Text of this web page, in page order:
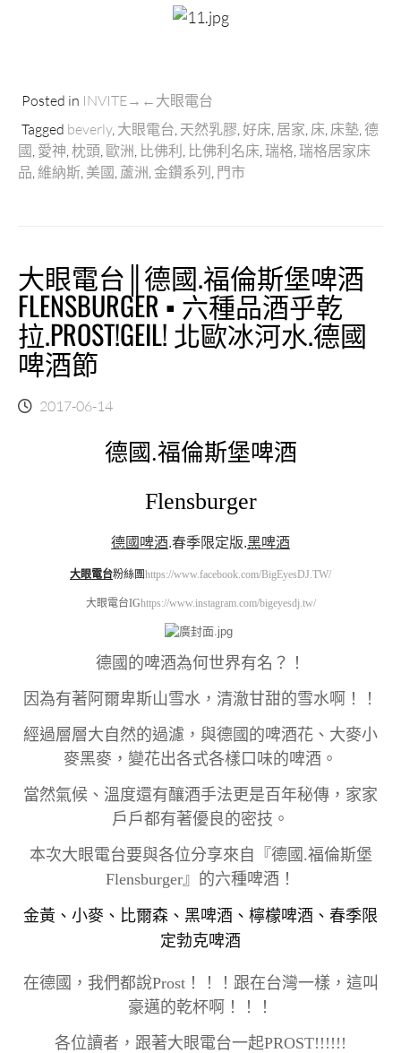
Posted in INVITE→←大眼電台
Tagged beverly, 大眼電台 天然乳膠 好床 居家 床 床墊 德
國 愛神 枕頭 歐洲 比佛利 比佛利名床 瑞格 瑞格居家床
品 維納斯 美國 蘆洲 金鑽系列 門市
大眼電台║德國.福倫斯堡啤酒
FLENSBURGER ▪ 六種品酒乎乾
拉.PROST!GEIL! 北歐冰河水.德國
啤酒節
2017-06-14
德國.福倫斯堡啤酒
Flensburger
德國啤酒.春季限定版.黑啤酒
大眼電台粉絲團https://www.facebook.com/BigEyesDJ.TW/
大眼電台IGhttps://www.instagram.com/bigeyesdj.tw/
德國的啤酒為何世界有名？！
因為有著阿爾卑斯山雪水，清澈甘甜的雪水啊！！
經過層層大自然的過濾，與德國的啤酒花、大麥小
麥黑麥，變花出各式各樣口味的啤酒。
當然氣候、溫度還有釀酒手法更是百年秘傳，家家
戶戶都有著優良的密技。
本次大眼電台要與各位分享來自『德國.福倫斯堡
Flensburger』的六種啤酒！
金黃、小麥、比爾森、黑啤酒、檸檬啤酒、春季限
定勃克啤酒
在德國，我們都說Prost！！！跟在台灣一樣，這叫
豪邁的乾杯啊！！！
各位讀者，跟著大眼電台一起PROST!!!!!!